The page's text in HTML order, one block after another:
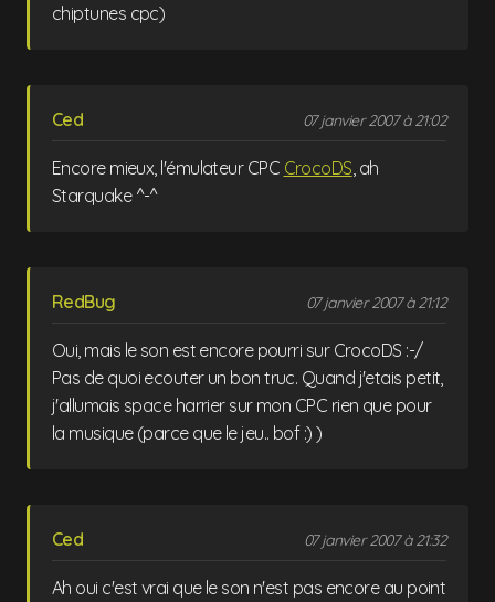
chiptunes cpc)
Ced 07 janvier 2007 à 21:02
Encore mieux, l'émulateur CPC CrocoDS , ah
Starquake ^-^
RedBug 07 janvier 2007 à 21:12
Oui, mais le son est encore pourri sur CrocoDS :-/
Pas de quoi ecouter un bon truc. Quand j'etais petit,
j'allumais space harrier sur mon CPC rien que pour
la musique (parce que le jeu.. bof :) )
Ced 07 janvier 2007 à 21:32
Ah oui c'est vrai que le son n'est pas encore au point